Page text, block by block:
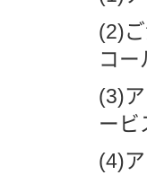
(2)
コ
(3)
ービ
(4)